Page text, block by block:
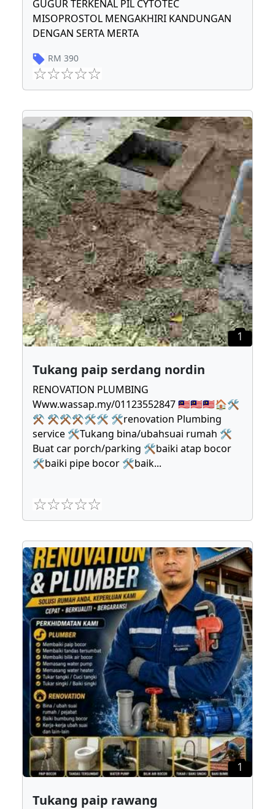
GUGUR TERKENAL PIL CYTOTEC
MISOPROSTOL MENGAKHIRI KANDUNGAN
DENGAN SERTA MERTA
RM 390
1
Tukang paip serdang nordin
RENOVATION PLUMBING
Www.wassap.my/01123552847 🇲🇾🇲🇾🇲🇾🏠🛠
⚒ ⚒⚒⚒🛠🛠 🛠renovation Plumbing
service 🛠Tukang bina/ubahsuai rumah 🛠
Buat car porch/parking 🛠baiki atap bocor
🛠baiki pipe bocor 🛠baik...
1
Tukang paip rawang